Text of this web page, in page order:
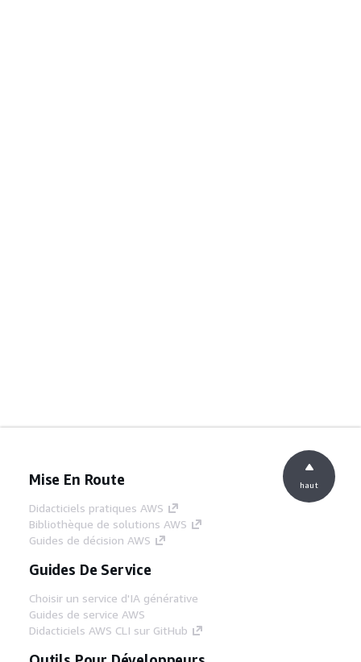
Mise En Route
Didacticiels pratiques AWS
Bibliothèque de solutions AWS
Guides de décision AWS
Guides De Service
Choisir un service d'IA générative
Guides de service AWS
Didacticiels AWS CLI sur GitHub
haut